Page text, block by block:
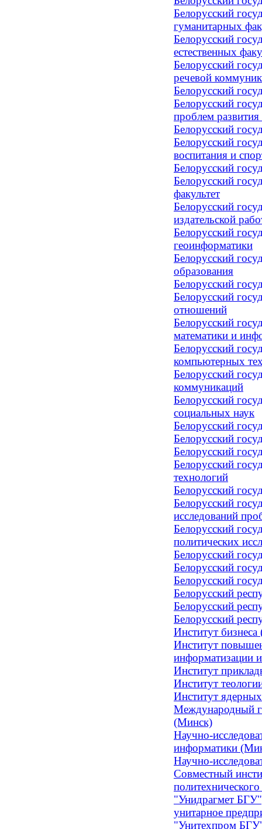
Белорусский
гуманитарных
Белорусский
естественных
Белорусский
речевой
Белорусский
Белорусский
проблем
Белорусский
Белорусский
воспитания и
Белорусский
Белорусский
факультет
Белорусский
издательской
Белорусский
геоинформатики
Белорусский
образования
Белорусский
Белорусский
отношений
Белорусский
математики и
Белорусский
компьютерных
Белорусский
коммуникаций
Белорусский
социальных наук
Белорусский
Белорусский
Белорусский
Белорусский
технологий
Белорусский
Белорусский
исследований
Белорусский
политических
Белорусский
Белорусский
Белорусский
Белорусский
Белорусский
Белорусский
Институт
Институт
информатизации
Институт
Институт
Институт
Международный
(Минск)
Научно-
информатики
Научно-
Совместный
"Унидрагмет
унитарное
"Унитехпром